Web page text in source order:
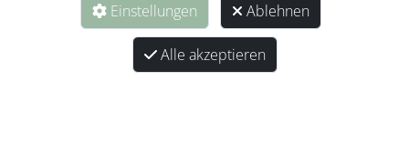
Einstellungen Ablehnen
Alle akzeptieren
Versand
Widerrufsrecht